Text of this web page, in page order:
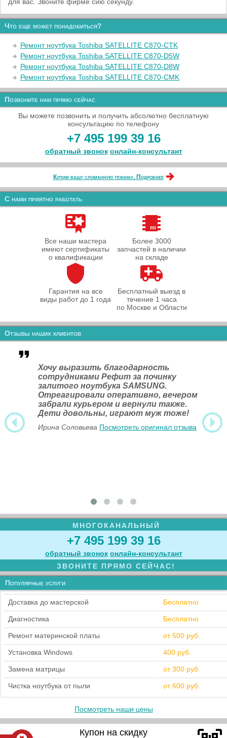
Что еще может понадобиться?
Ремонт ноутбука Toshiba SATELLITE C870-CTK
Ремонт ноутбука Toshiba SATELLITE C870-D5W
Ремонт ноутбука Toshiba SATELLITE C870-D8W
Ремонт ноутбука Toshiba SATELLITE C870-CMK
Позвоните нам прямо сейчас
Вы можете позвонить и получить абсолютно бесплатную
консультацию по телефону
+7 495 199 39 16
обратный звонок онлайн‑консультант
Купим вашу сломанную технику. Подробнее
С нами приятно работать
Все наши мастера
имеют сертификаты
о квалификации
Более 3000
запчастей в наличии
на складе
Гарантия на все
виды работ до 1 года
Бесплатный выезд в
течение 1 часа
по Москве и Области
Отзывы наших клиентов
Хочу выразить благодарность
сотрудниками Рефит за починку
залитого ноутбука SAMSUNG.
Отреагировали оперативно, вечером
забрали курьером и вернули также.
Дети довольны, играют муж тоже!
Ирина Соловьева Посмотреть оригинал отзыва
МНОГОКАНАЛЬНЫЙ
+7 495 199 39 16
обратный звонок онлайн‑консультант
ЗВОНИТЕ ПРЯМО СЕЙЧАС!
Популярные услуги
Доставка до мастерской Бесплатно
Диагностика Бесплатно
Ремонт материнской платы от 500 руб.
Установка Windows 400 руб.
Замена матрицы от 300 руб.
Чистка ноутбука от пыли от 600 руб.
Посмотреть наши цены
Купон на скидку